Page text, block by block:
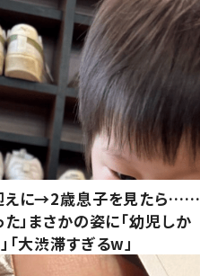
えに→2歳息子を見たら……
た」まさかの姿に「幼児しか
大渋滞すぎるw」